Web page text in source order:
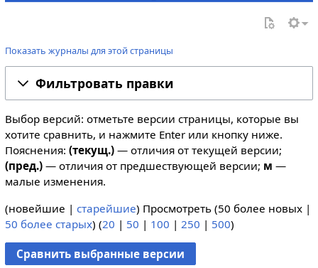
Показать журналы для этой страницы
Фильтровать правки
Выбор версий: отметьте версии страницы, которые вы
хотите сравнить, и нажмите Enter или кнопку ниже.
Пояснения: (текущ.)— отличия от текущей версии;
(пред.)— отличия от предшествующей версии; м —
малые изменения.
(новейшие | старейшие) Просмотреть (50 более новых |
50 более старых) (20 | 50 | 100 | 250 | 500)